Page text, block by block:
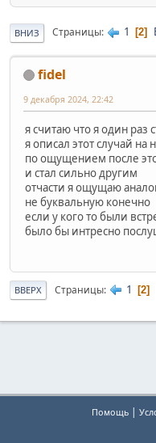
ВНИЗ Страницы 1 2
fidel
9 декабря 2024, 22:42
я считаю что я один раз
я описал этот случай на
по ощущением после
и стал сильно другим
отчасти я ощущаю
не буквальную конечно
если у кого то были
было бы интресно
ВВЕРХ Страницы 1 2
Помощь |